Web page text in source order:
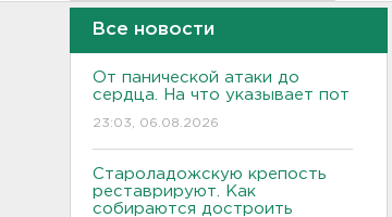
Все новости
От панической атаки до
сердца. На что указывает пот
23:03, 06.08.2026
Староладожскую крепость
реставрируют. Как
собираются достроить